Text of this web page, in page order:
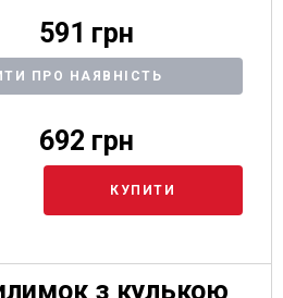
591 грн
ПРО НАЯВНІСТЬ
692 грн
КУПИТИ
з кулькою